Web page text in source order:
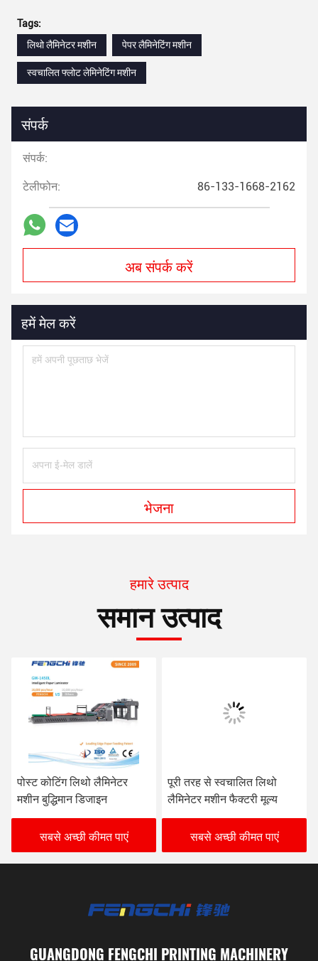
Tags:
लिथो लैमिनेटर मशीन
पेपर लैमिनेटिंग मशीन
स्वचालित फ्लोट लेमिनेटिंग मशीन
संपर्क
संपर्क:
टेलीफोन: 86-133-1668-2162
अब संपर्क करें
हमें मेल करें
भेजना
हमारे उत्पाद
समान उत्पाद
पोस्ट कोटिंग लिथो लैमिनेटर
मशीन बुद्धिमान डिजाइन
सबसे अच्छी कीमत पाएं
पूरी तरह से स्वचालित लिथो
लैमिनेटर मशीन फैक्टरी मूल्य
सबसे अच्छी कीमत पाएं
GUANGDONG FENGCHI PRINTING MACHINERY